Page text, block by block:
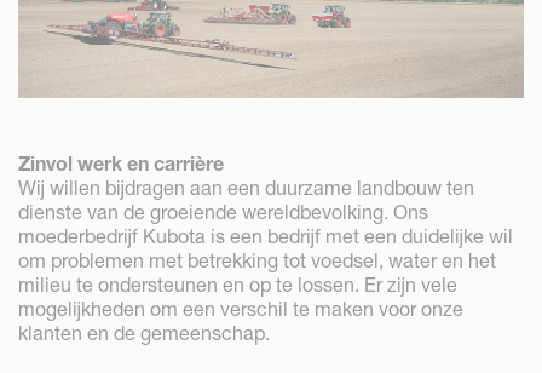
Zinvol werk en carrière
Wij willen bijdragen aan een duurzame landbouw ten
dienste van de groeiende wereldbevolking. Ons
moederbedrijf Kubota is een bedrijf met een duidelijke wil
om problemen met betrekking tot voedsel, water en het
milieu te ondersteunen en op te lossen. Er zijn vele
mogelijkheden om een verschil te maken voor onze
klanten en de gemeenschap.